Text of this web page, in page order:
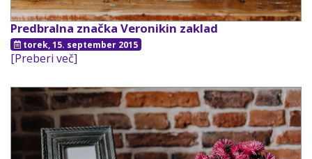
Predbralna značka Veronikin zaklad
torek, 15. september 2015
[Preberi več]